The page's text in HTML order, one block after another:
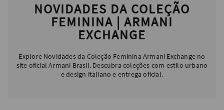
NOVIDADES DA COLEÇÃO
FEMININA | ARMANI
EXCHANGE
Explore Novidades da Coleção Feminina Armani Exchange no
site oficial Armani Brasil. Descubra coleções com estilo urbano
e design italiano e entrega oficial.